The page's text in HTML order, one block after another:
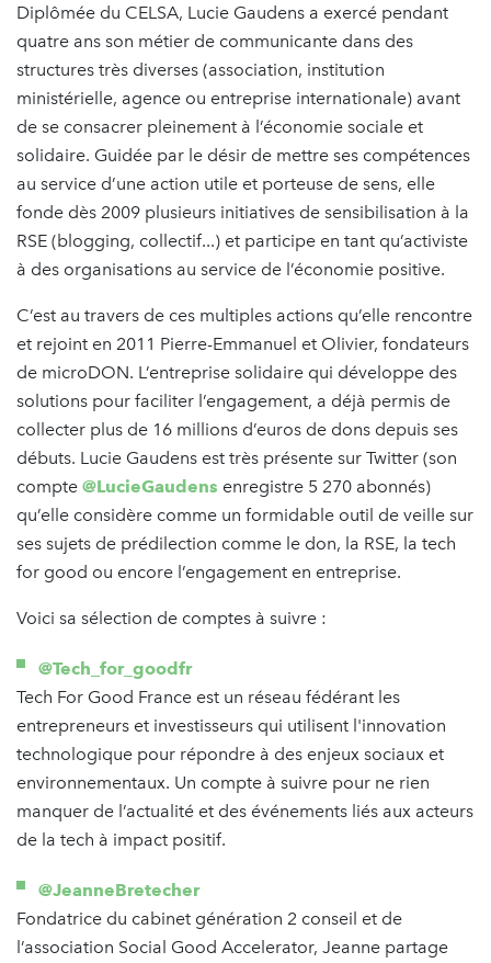
Diplômée du CELSA, Lucie Gaudens a exercé pendant
quatre ans son métier de communicante dans des
structures très diverses (association, institution
ministérielle, agence ou entreprise internationale) avant
de se consacrer pleinement à l’économie sociale et
solidaire. Guidée par le désir de mettre ses compétences
au service d’une action utile et porteuse de sens, elle
fonde dès 2009 plusieurs initiatives de sensibilisation à la
RSE (blogging, collectif...) et participe en tant qu’activiste
à des organisations au service de l’économie positive.
C’est au travers de ces multiples actions qu’elle rencontre
et rejoint en 2011 Pierre-Emmanuel et Olivier, fondateurs
de microDON. L’entreprise solidaire qui développe des
solutions pour faciliter l’engagement, a déjà permis de
collecter plus de 16 millions d’euros de dons depuis ses
débuts. Lucie Gaudens est très présente sur Twitter (son
compte @LucieGaudens enregistre 5 270 abonnés)
qu’elle considère comme un formidable outil de veille sur
ses sujets de prédilection comme le don, la RSE, la tech
for good ou encore l’engagement en entreprise.
Voici sa sélection de comptes à suivre :
@Tech_for_goodfr
Tech For Good France est un réseau fédérant les
entrepreneurs et investisseurs qui utilisent l'innovation
technologique pour répondre à des enjeux sociaux et
environnementaux. Un compte à suivre pour ne rien
manquer de l’actualité et des événements liés aux acteurs
de la tech à impact positif.
@JeanneBretecher
Fondatrice du cabinet génération 2 conseil et de
l’association Social Good Accelerator, Jeanne partage